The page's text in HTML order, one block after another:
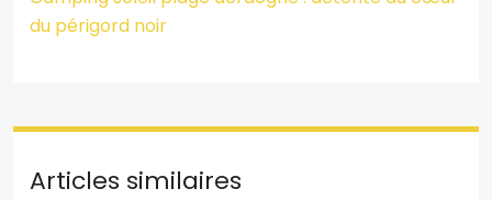
du périgord noir
Articles similaires